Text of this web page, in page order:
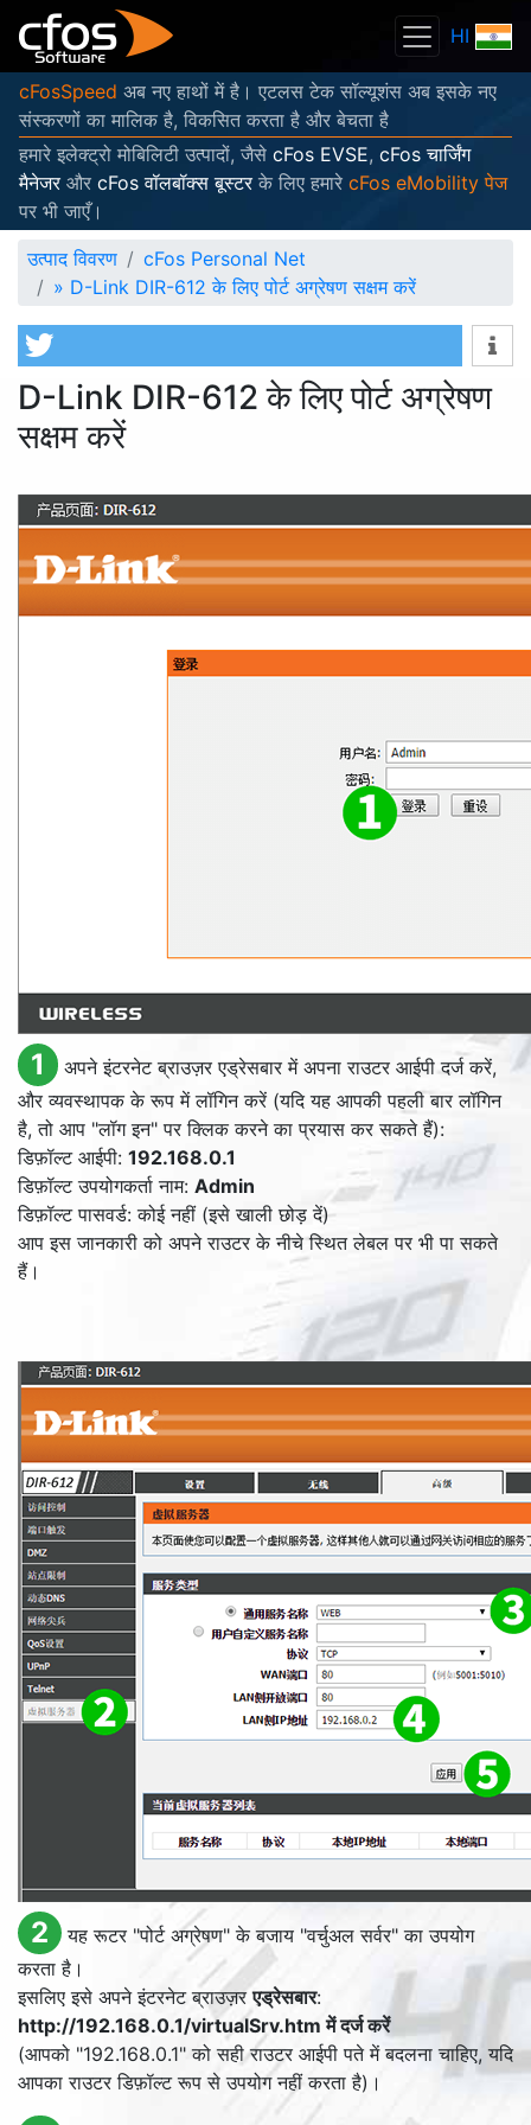
HI
cFosSpeed अब नए हाथों में है। एटलस टेक सॉल्यूशंस अब इसके नए
संस्करणों का मालिक है, विकसित करता है और बेचता है
हमारे इलेक्ट्रो मोबिलिटी उत्पादों, जैसे cFos EVSE, cFos चार्जिंग
मैनेजरऔर cFos वॉलबॉक्स बूस्टरके लिए हमारे cFos eMobility पेज
पर भी जाएँ।
उत्पाद विवरण
cFos Personal Net
» D-Link DIR-612 के लिए पोर्ट अग्रेषण सक्षम करें
D-Link DIR-612 के लिए पोर्ट अग्रेषण
सक्षम करें
1
अपने इंटरनेट ब्राउज़र एड्रेसबार में अपना राउटर आईपी दर्ज करें,
और व्यवस्थापक के रूप में लॉगिन करें (यदि यह आपकी पहली बार लॉगिन
है, तो आप "लॉग इन" पर क्लिक करने का प्रयास कर सकते हैं):
डिफ़ॉल्ट आईपी: 192.168.0.1
डिफ़ॉल्ट उपयोगकर्ता नाम: Admin
डिफ़ॉल्ट पासवर्ड: कोई नहीं (इसे खाली छोड़ दें)
आप इस जानकारी को अपने राउटर के नीचे स्थित लेबल पर भी पा सकते
हैं।
2
यह रूटर "पोर्ट अग्रेषण" के बजाय "वर्चुअल सर्वर" का उपयोग
करता है।
इसलिए इसे अपने इंटरनेट ब्राउज़रएड्रेसबार:
http://192.168.0.1/virtualSrv.htm में दर्ज करें
(आपको "192.168.0.1" को सही राउटर आईपी पते में बदलना चाहिए, यदि
आपका राउटर डिफ़ॉल्ट रूप से उपयोग नहीं करता है)।